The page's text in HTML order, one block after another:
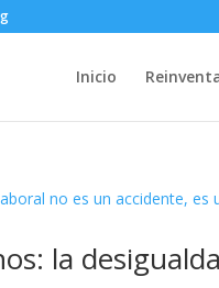
Inicio
la